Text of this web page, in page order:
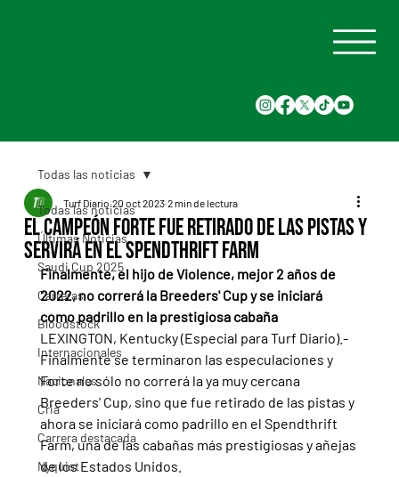
Todas las noticias
Últimas Noticias
Saudi Cup 2025
Carreras
Bloodstock
Internacionales
Nacionales
Cria
Carrera destacada
Nyquist
Todas las noticias
El campeón Forte fue retirado de las pistas y
servirá en el Spendthrift Farm
Turf Diario 20 oct 2023 2 min de lectura
Finalmente, el hijo de Violence, mejor 2 años de
2022, no correrá la Breeders' Cup y se iniciará
como padrillo en la prestigiosa cabaña
LEXINGTON, Kentucky (Especial para Turf Diario).-
Finalmente se terminaron las especulaciones y
Forte no sólo no correrá la ya muy cercana
Breeders' Cup, sino que fue retirado de las pistas y
ahora se iniciará como padrillo en el Spendthrift
Farm, una de las cabañas más prestigiosas y añejas
de los Estados Unidos.